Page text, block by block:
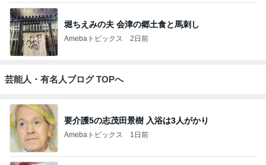
堀ちえみの夫 会津の郷土食と馬刺し
Amebaトピックス 2日前
芸能人・有名人ブログ TOPへ
要介護5の志茂田景樹 入浴は3人がかり
Amebaトピックス 1日前